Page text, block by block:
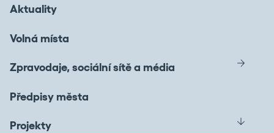
Aktuality
Volná místa
Zpravodaje, sociální sítě a média
Předpisy města
Projekty